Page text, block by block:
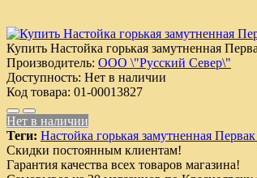
Купить Настойка горькая замутненная
Производитель: ООО \"Русский Север\"
Доступность: Нет в наличии
Код товара: 01-00013827
Нет в наличии
Теги: Настойка горькая замутненная
Скидки постоянным клиентам!
Гарантия качества всех товаров магазина!